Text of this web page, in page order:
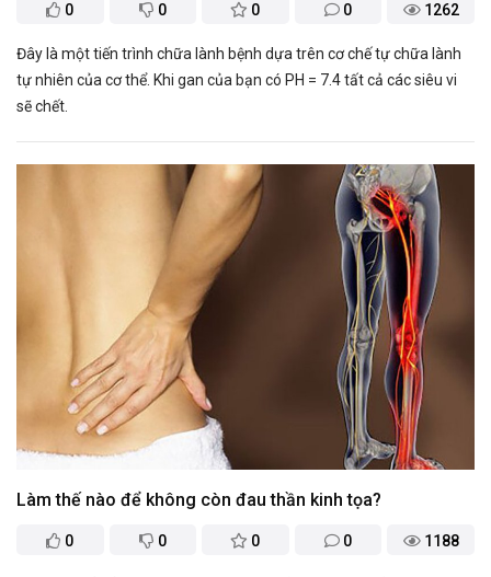
0 0 0 0 1262
Đây là một tiến trình chữa lành bệnh dựa trên cơ chế tự chữa lành
tự nhiên của cơ thể. Khi gan của bạn có PH = 7.4 tất cả các siêu vi
sẽ chết.
Làm thế nào để không còn đau thần kinh tọa?
0 0 0 0 1188